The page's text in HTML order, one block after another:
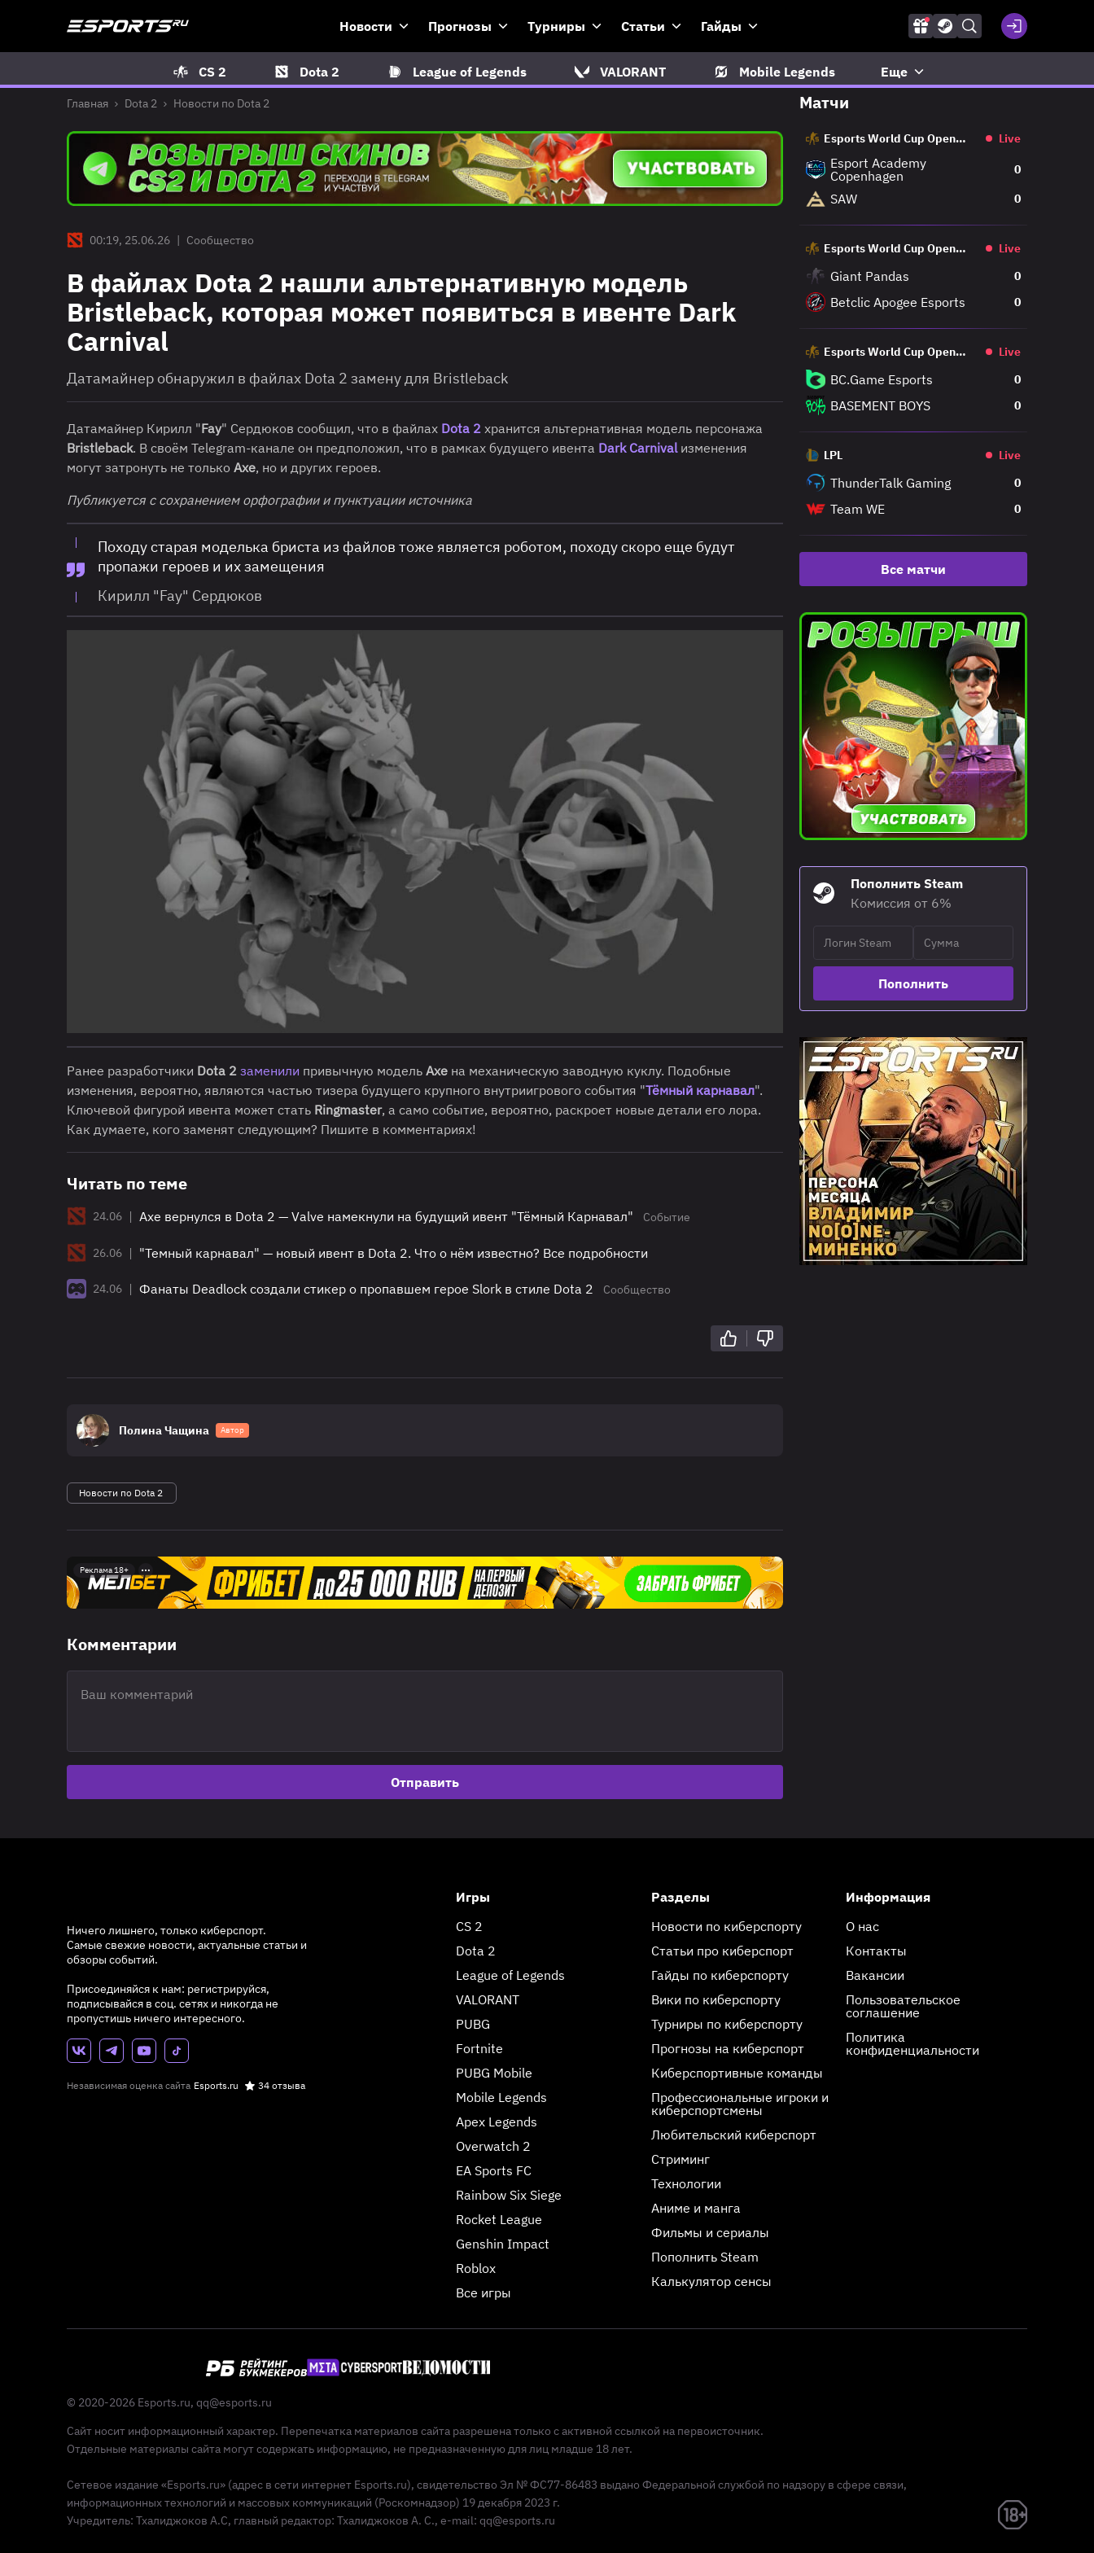
Новости Прогнозы Турниры Статьи Гайды
CS 2 Dota 2 League of Legends VALORANT Mobile Legends Еще
Главная Dota 2 Новости по Dota 2
00:19, 25.06.26 | Сообщество
В файлах Dota 2 нашли альтернативную модель
Bristleback, которая может появиться в ивенте Dark
Carnival
Датамайнер обнаружил в файлах Dota 2 замену для Bristleback
Датамайнер Кирилл "Fay" Сердюков сообщил, что в файлах Dota 2 хранится альтернативная модель персонажа
Bristleback. В своём Telegram-канале он предположил, что в рамках будущего ивента Dark Carnivalизменения
могут затронуть не только Axe, но и других героев.
Публикуется с сохранением орфографии и пунктуации источника
Походу старая моделька бриста из файлов тоже является роботом, походу скоро еще будут
пропажи героев и их замещения
Кирилл "Fay" Сердюков
Ранее разработчики Dota 2 заменили привычную модель Axe на механическую заводную куклу. Подобные
изменения, вероятно, являются частью тизера будущего крупного внутриигрового события "Тёмный карнавал".
Ключевой фигурой ивента может стать Ringmaster, а само событие, вероятно, раскроет новые детали его лора.
Как думаете, кого заменят следующим? Пишите в комментариях!
Читать по теме
24.06 | Axe вернулся в Dota 2 — Valve намекнули на будущий ивент "Тёмный Карнавал" Событие
26.06 | "Темный карнавал" — новый ивент в Dota 2. Что о нём известно? Все подробности
24.06 | Фанаты Deadlock создали стикер о пропавшем герое Slork в стиле Dota 2 Сообщество
Полина Чащина Автор
Новости по Dota 2
Реклама 18+
Комментарии
Отправить
Матчи
Esports World Cup Open
Live
Esport Academy
Copenhagen
0
SAW 0
Esports World Cup Open
Live
Giant Pandas 0
Betclic Apogee Esports 0
Esports World Cup Open
Live
BC.Game Esports 0
BASEMENT BOYS 0
LPL Live
ThunderTalk Gaming 0
Team WE 0
Все матчи
Пополнить Steam
Комиссия от 6%
Пополнить
Ничего лишнего, только киберспорт.
Самые свежие новости, актуальные статьи и
обзоры событий.
Присоединяйся к нам: регистрируйся,
подписывайся в соц. сетях и никогда не
пропустишь ничего интересного.
Независимая оценка сайта Esports.ru 34 отзыва
Игры
CS 2
Dota 2
League of Legends
VALORANT
PUBG
Fortnite
PUBG Mobile
Mobile Legends
Apex Legends
Overwatch 2
EA Sports FC
Rainbow Six Siege
Rocket League
Genshin Impact
Roblox
Все игры
Разделы
Новости по киберспорту
Статьи про киберспорт
Гайды по киберспорту
Вики по киберспорту
Турниры по киберспорту
Прогнозы на киберспорт
Киберспортивные команды
Профессиональные игроки и
киберспортсмены
Любительский киберспорт
Стриминг
Технологии
Аниме и манга
Фильмы и сериалы
Пополнить Steam
Калькулятор сенсы
Информация
О нас
Контакты
Вакансии
Пользовательское
соглашение
Политика
конфиденциальности
© 2020-2026 Esports.ru, qq@esports.ru
Сайт носит информационный характер. Перепечатка материалов сайта разрешена только с активной ссылкой на первоисточник.
Отдельные материалы сайта могут содержать информацию, не предназначенную для лиц младше 18 лет.
Сетевое издание «Esports.ru» (адрес в сети интернет Esports.ru), свидетельство Эл № ФС77-86483 выдано Федеральной службой по надзору в сфере связи,
информационных технологий и массовых коммуникаций (Роскомнадзор) 19 декабря 2023 г.
Учредитель: Тхалиджоков А.С, главный редактор: Тхалиджоков А. С., e-mail: qq@esports.ru